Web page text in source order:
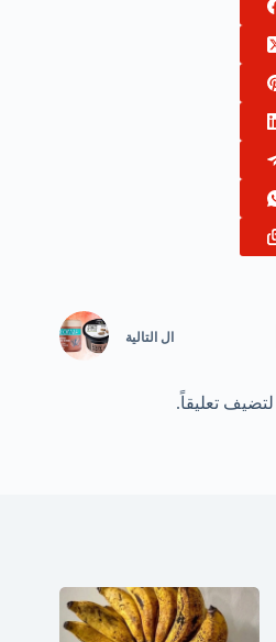
ال التالية
لتضيف تعليقاً.